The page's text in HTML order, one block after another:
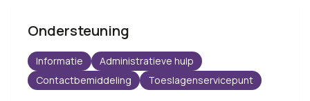
Ondersteuning
Informatie
Administratieve hulp
Contactbemiddeling
Toeslagenservicepunt